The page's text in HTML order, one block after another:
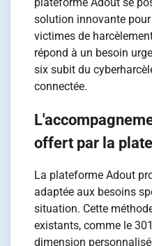
plateforme Adout se
solution innovante
victimes de
répond à un besoin
six subit du
connectée.
offert par la
La plateforme Adout
adaptée aux besoins
situation. Cette
existants, comme le
dimension